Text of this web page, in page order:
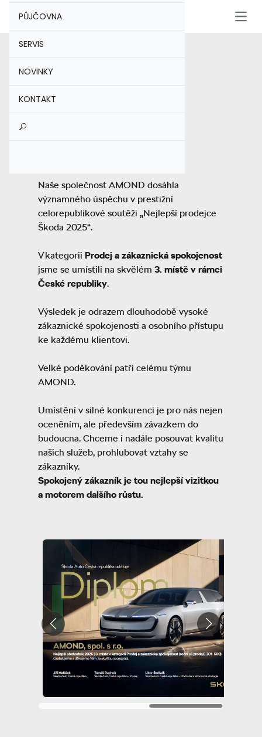
PŮJČOVNA
SERVIS
NOVINKY
KONTAKT
Home
Naše společnost AMOND dosáhla
významného úspěchu v prestižní
celorepublikové soutěži „Nejlepší prodejce
Škoda 2025“.
V kategorii Prodej a zákaznická spokojenost
jsme se umístili na skvělém 3. místě v rámci
České republiky.
Výsledek je odrazem dlouhodobě vysoké
zákaznické spokojenosti a osobního přístupu
ke každému klientovi.
Velké poděkování patří celému týmu
AMOND.
Umístění v silné konkurenci je pro nás nejen
oceněním, ale především závazkem do
budoucna. Chceme i nadále posouvat kvalitu
našich služeb, prohlubovat vztahy se
zákazníky.
Spokojený zákazník je tou nejlepší vizitkou
a motorem dalšího růstu.